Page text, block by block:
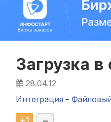
Загрузка
28.04.12
Интеграция -